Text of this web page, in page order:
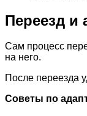
Переезд и
Сам процесс
на него.
После переезда
Советы по